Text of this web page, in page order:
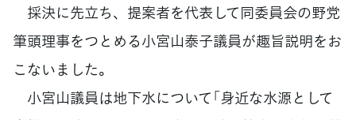
採決に先立ち、提案者を代表して同委員会の野党
筆頭理事をつとめる小宮山泰子議員が趣旨説明をお
こないました。
小宮山議員は地下水について「身近な水源として